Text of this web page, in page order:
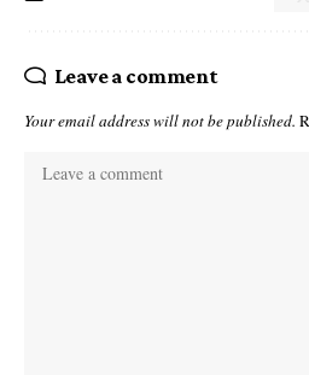
Leave a comment
Your email address will not be published.